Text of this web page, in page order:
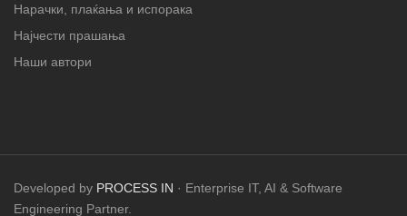
Нарачки, плаќања и испорака
Најчести прашања
Наши автори
Developed by PROCESS IN · Enterprise IT, AI & Software
Engineering Partner.